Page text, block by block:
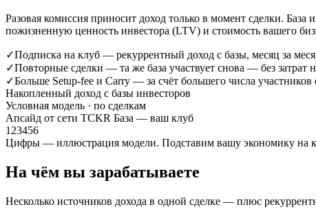
Разовая комиссия приносит доход только в момент сделки. База
пожизненную ценность инвестора (LTV) и стоимость вашего
✓Подписка на клуб — рекуррентный доход с базы, месяц за
✓Повторные сделки — та же база участвует снова — без затрат
✓Больше Setup-fee и Carry — за счёт большего числа участников
Накопленный доход с базы инвесторов
Условная модель · по сделкам
Апсайд от сети TCKR База — ваш клуб
1 23456
Цифры — иллюстрация модели. Подставим вашу экономику на
На чём вы зарабатываете
Несколько источников дохода в одной сделке — плюс